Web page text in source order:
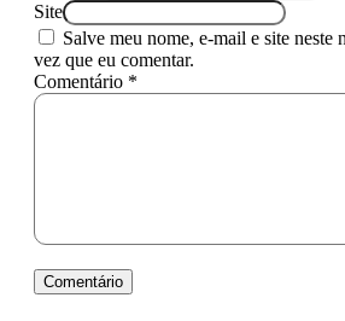
Site
Salve meu nome, e-mail e site neste
vez que eu comentar.
Comentário *